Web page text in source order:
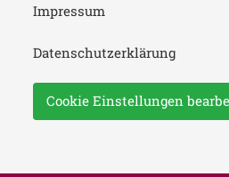
Impressum
Datenschutzerklärung
Cookie Einstellungen